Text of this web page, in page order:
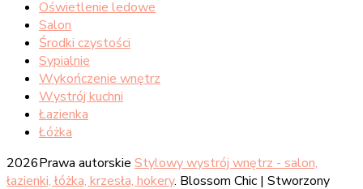
Oświetlenie ledowe
Salon
Środki czystości
Sypialnie
Wykończenie wnętrz
Wystrój kuchni
Łazienka
Łóżka
2026Prawa autorskie Stylowy wystrój wnętrz - salon,
łazienki, łóżka, krzesła, hokery. Blossom Chic | Stworzony